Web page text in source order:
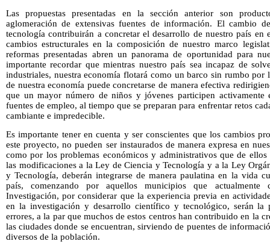
Las propuestas presentadas en la sección anterior son
aglomeración de extensivas fuentes de información. El cambio
tecnología contribuirán a concretar el desarrollo de nuestro país en
cambios estructurales en la composición de nuestro marco
reformas presentadas abren un panorama de oportunidad para
importante recordar que mientras nuestro país sea incapaz de
industriales, nuestra economía flotará como un barco sin rumbo
de nuestra economía puede concretarse de manera efectiva
que un mayor número de niños y jóvenes participen activamente
fuentes de empleo, al tiempo que se preparan para enfrentar retos
cambiante e impredecible.
Es importante tener en cuenta y ser conscientes que los cambios
este proyecto, no pueden ser instaurados de manera expresa en
como por los problemas económicos y administrativos que de
las modificaciones a la Ley de Ciencia y Tecnología y a la Ley
y Tecnología, deberán integrarse de manera paulatina en la vida
país, comenzando por aquellos municipios que actualmente
Investigación, por considerar que la experiencia previa en
en la investigación y desarrollo científico y tecnológico, serán la
errores, a la par que muchos de estos centros han contribuido en la
las ciudades donde se encuentran, sirviendo de puentes de
diversos de la población.